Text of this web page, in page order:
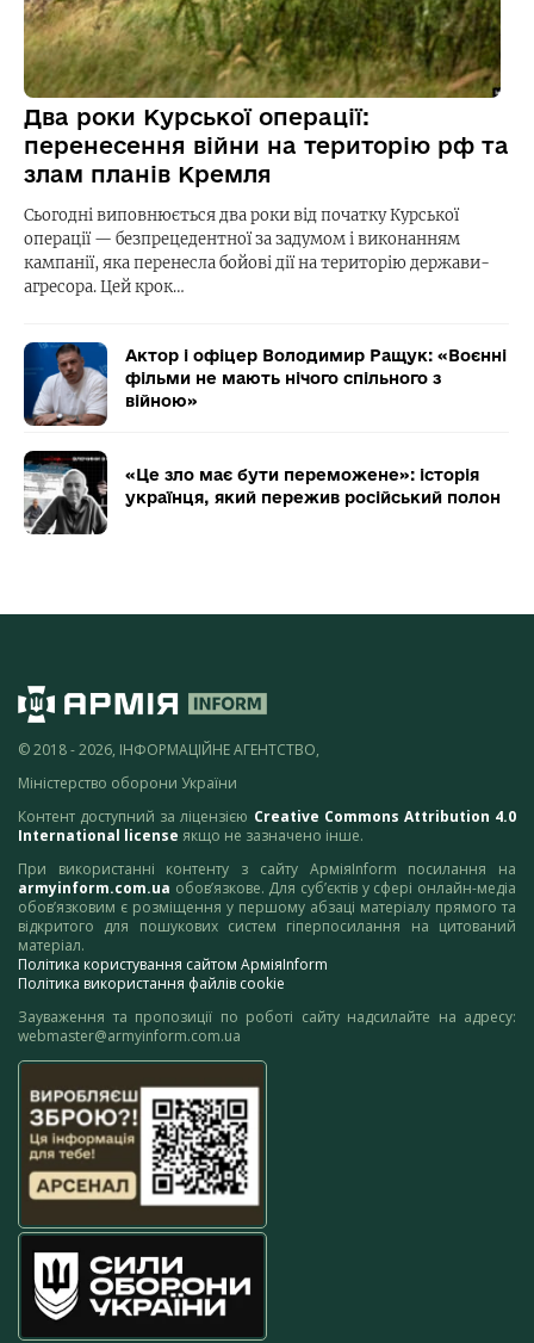
Два роки Курської операції:
перенесення війни на територію рф та
злам планів Кремля
Сьогодні виповнюється два роки від початку Курської
операції — безпрецедентної за задумом і виконанням
кампанії, яка перенесла бойові дії на територію держави-
агресора. Цей крок…
Актор і офіцер Володимир Ращук: «Воєнні
фільми не мають нічого спільного з
війною»
«Це зло має бути переможене»: історія
українця, який пережив російський полон
© 2018 - 2026, ІНФОРМАЦІЙНЕ АГЕНТСТВО,
Міністерство оборони України
Контент доступний за ліцензією Creative Commons Attribution 4.0
International license якщо не зазначено інше.
При використанні контенту з сайту АрміяInform посилання на
armyinform.com.ua обов’язкове. Для суб’єктів у сфері онлайн-медіа
обов’язковим є розміщення у першому абзаці матеріалу прямого та
відкритого для пошукових систем гіперпосилання на цитований
матеріал.
Політика користування сайтом АрміяInform
Політика використання файлів cookie
Зауваження та пропозиції по роботі сайту надсилайте на адресу:
webmaster@armyinform.com.ua